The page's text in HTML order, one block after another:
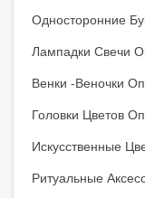
Односторонние
Лампадки Свечи
Венки -веночки
Головки Цветов
Искусственные
Ритуальные